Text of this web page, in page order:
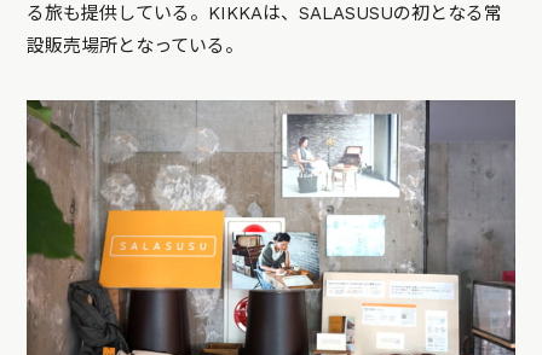
る旅も提供している。KIKKAは、SALASUSUの初となる常
設販売場所となっている。